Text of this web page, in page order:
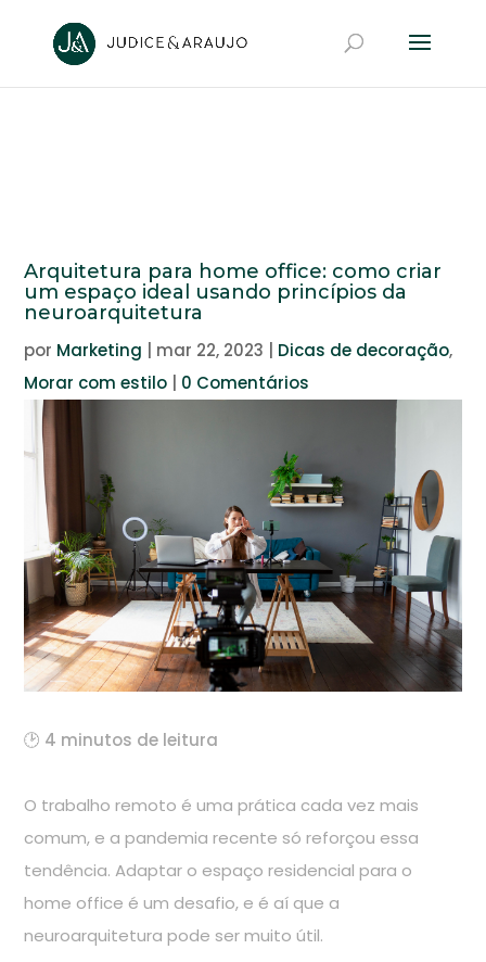
Arquitetura para home office: como criar
um espaço ideal usando princípios da
neuroarquitetura
por Marketing mar 22, 2023 Dicas de decoração,
Morar com estilo
0 Comentários
🕑 4 minutos de leitura
O trabalho remoto é uma prática cada vez mais
comum, e a pandemia recente só reforçou essa
tendência. Adaptar o espaço residencial para o
home office é um desafio, e é aí que a
neuroarquitetura pode ser muito útil.